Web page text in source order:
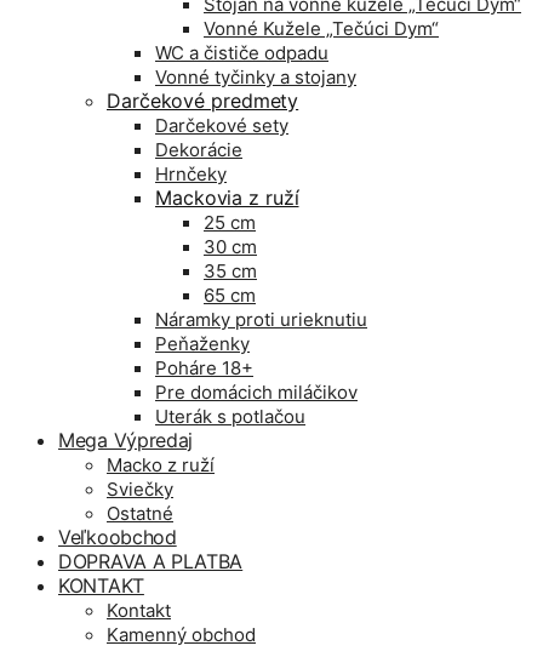
Vonné Kužele „Tečúci Dym“
WC a čističe odpadu
Vonné tyčinky a stojany
Darčekové predmety
Darčekové sety
Dekorácie
Hrnčeky
Mackovia z ruží
25 cm
30 cm
35 cm
65 cm
Náramky proti urieknutiu
Peňaženky
Poháre 18+
Pre domácich miláčikov
Uterák s potlačou
Mega Výpredaj
Macko z ruží
Sviečky
Ostatné
Veľkoobchod
DOPRAVA A PLATBA
KONTAKT
Kontakt
Kamenný obchod